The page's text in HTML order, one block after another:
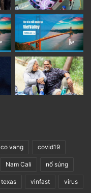
co vang covid19
Nam Cali nổ súng
texas vinfast virus